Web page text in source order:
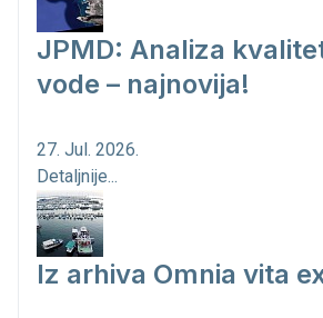
JPMD: Analiza
vode – najnovija!
27. Jul. 2026.
Detaljnije...
Iz arhiva Omnia vita